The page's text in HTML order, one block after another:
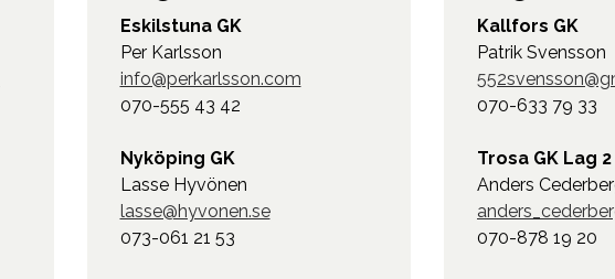
Eskilstuna GK
Per Karlsson
info@perkarlsson.com
070-555 43 42
Nyköping GK
Lasse Hyvönen
lasse@hyvonen.se
073-061 21 53
Kallfors GK
Patrik Svensson
070-633 79 33
Trosa GK Lag 2
Anders
070-878 19 20